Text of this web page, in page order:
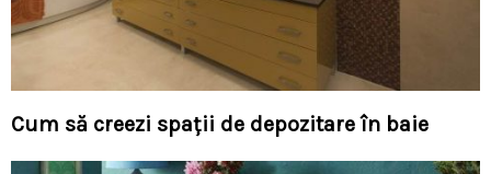
Cum să creezi spaţii de depozitare în baie